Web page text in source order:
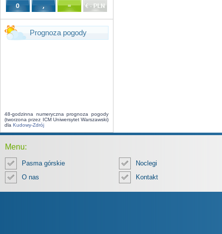
Prognoza pogody
48-godzinna numeryczna prognoza pogody
(tworzona przez ICM Uniwersytet Warszawski)
dla Kudowy-Zdrój
Menu:
Pasma górskie
Noclegi
O nas
Kontakt